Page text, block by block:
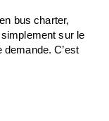
bus charter,
sur le
C’est